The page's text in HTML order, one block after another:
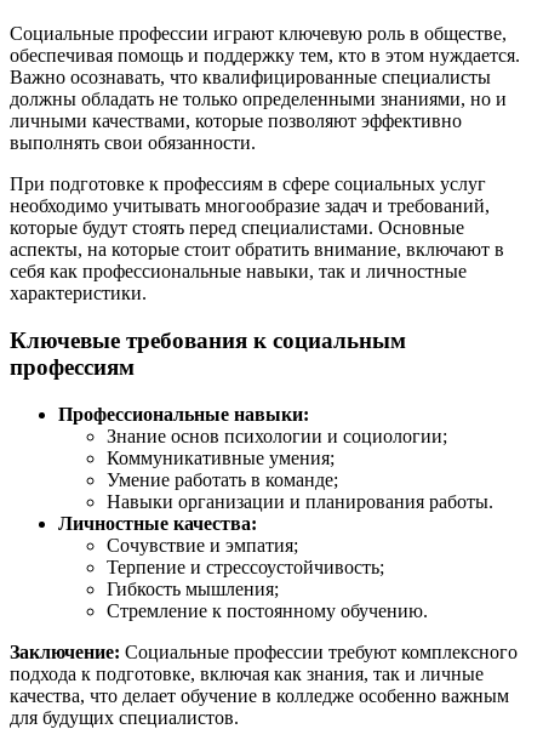
Социальные профессии играют ключевую роль в обществе,
обеспечивая помощь и поддержку тем, кто в этом нуждается.
Важно осознавать, что квалифицированные специалисты
должны обладать не только определенными знаниями, но и
личными качествами, которые позволяют эффективно
выполнять свои обязанности.
При подготовке к профессиям в сфере социальных услуг
необходимо учитывать многообразие задач и требований,
которые будут стоять перед специалистами. Основные
аспекты, на которые стоит обратить внимание, включают в
себя как профессиональные навыки, так и личностные
характеристики.
Ключевые требования к социальным
профессиям
Профессиональные навыки:
Знание основ психологии и социологии;
Коммуникативные умения;
Умение работать в команде;
Навыки организации и планирования работы.
Личностные качества:
Сочувствие и эмпатия;
Терпение и стрессоустойчивость;
Гибкость мышления;
Стремление к постоянному обучению.
Заключение: Социальные профессии требуют комплексного
подхода к подготовке, включая как знания, так и личные
качества, что делает обучение в колледже особенно важным
для будущих специалистов.